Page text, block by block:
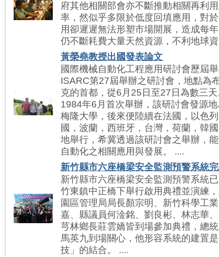
府其他相關部會亦不斷推動相關再利
率，然似乎多限於低度回填應用，對
用卻遲遲無法形塑市場開展，造成每
仍不斷耗費大量天然資源，不利地球
黃榮堯教授出國發表論文
國際機械自動化工程應用研討會歷屆
ISARC第27屆舉辦之研討會，地點為
克的首都，從6月25日至27日為數三
1984年6月首次舉辦，該研討會發源
梅隆大學，後來便陸續在法國，以色
國，波蘭，西班牙，台灣，荷蘭，韓
地舉行，希冀透過該研討會之舉辦，
自動化之相關應用與發展。 ....
新竹縣市六座橋梁安全監測預警系統
新竹縣市六座橋梁安全監測預警系統
竹東鎮中正橋下舉行啟用典禮並演練
園區管理局局長顏宗明、新竹科學工
嘉、縣議員何淦銘、劉良彬、林志華
芎林鄉長莊雲嬌皆到場參加典禮，總
馬英九到場關心，他形容系統的建置
技」的結合。 ....